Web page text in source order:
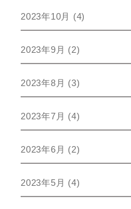
2023年10月 (4)
2023年9月 (2)
2023年8月 (3)
2023年7月 (4)
2023年6月 (2)
2023年5月 (4)